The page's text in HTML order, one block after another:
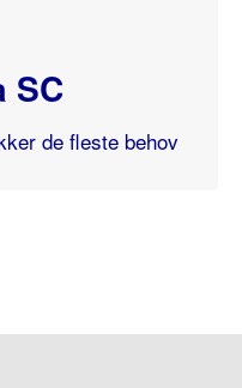
SC
de fleste behov